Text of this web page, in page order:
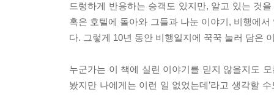
드렁하게 반응하는 승객도 있지만, 알고 있는 것
혹은 호텔에 돌아와 그들과 나눈 이야기, 비행에
다. 그렇게 10년 동안 비행일지에 꾹꾹 눌러 담은
누군가는 이 책에 실린 이야기를 믿지 않을지도
봤지만 나에게는 이런 일 없었는데’라고 생각할